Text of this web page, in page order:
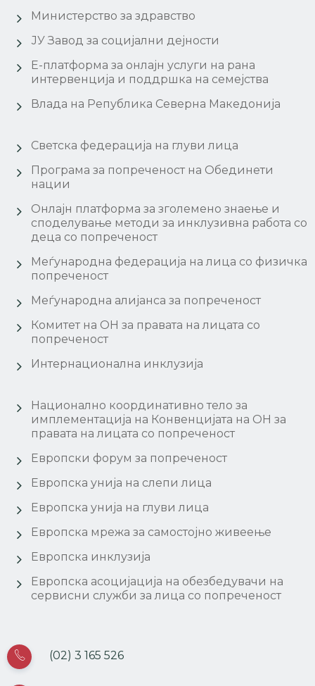
Министерство за здравство
ЈУ Завод за социјални дејности
Е-платформа за онлајн услуги на рана
интервенција и поддршка на семејства
Влада на Република Северна Македонија
Светска федерација на глуви лица
Програма за попреченост на Обединети
нации
Онлајн платформа за зголемено знаење и
споделување методи за инклузивна работа со
деца со попреченост
Меѓународна федерација на лица со физичка
попреченост
Меѓународна алијанса за попреченост
Комитет на ОН за правата на лицата со
попреченост
Интернационална инклузија
Национално координативно тело за
имплементација на Конвенцијата на ОН за
правата на лицата со попреченост
Европски форум за попреченост
Европска унија на слепи лица
Европска унија на глуви лица
Европска мрежа за самостојно живеење
Европска инклузија
Европска асоцијација на обезбедувачи на
сервисни служби за лица со попреченост
(02) 3 165 526